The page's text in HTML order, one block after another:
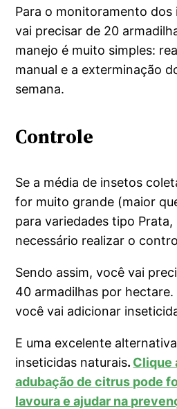
Para o monitoramento
vai precisar de 20
manejo é muito simples:
manual e a exterminação
semana.
Controle
Se a média de insetos
for muito grande (maior
para variedades tipo
necessário realizar o
Sendo assim, você vai
40 armadilhas por hectare.
você vai adicionar
E uma excelente
inseticidas naturais. Clique
adubação de citrus pode
lavoura e ajudar na